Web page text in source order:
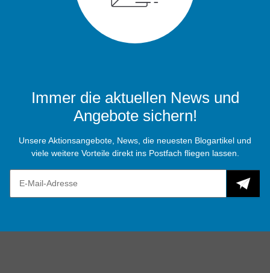
Immer die aktuellen News und
Angebote sichern!
Unsere Aktionsangebote, News, die neuesten Blogartikel und
viele weitere Vorteile direkt ins Postfach fliegen lassen.